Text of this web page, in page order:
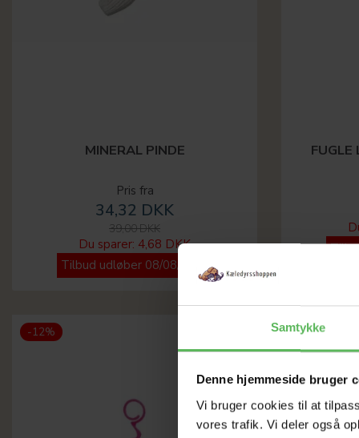
Samtykke
Denne hjemmeside bruger
Vi bruger cookies til at
vores trafik. Vi deler også
MINERAL PINDE
Pris fra
34,32 DKK
39,00 DKK
Du sparer: 4,68 DKK
Tilbud udløber 08/08/2026
FUGLE
-12% -12%